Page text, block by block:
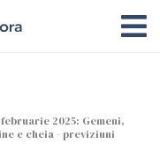
2025: Gemeni,
e cheia - previziuni